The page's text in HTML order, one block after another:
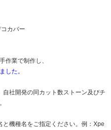
カバー
作業で制作し、
した。
社開発の同カット数ストーン及びチ
機種名をご指定ください。例：Xpe